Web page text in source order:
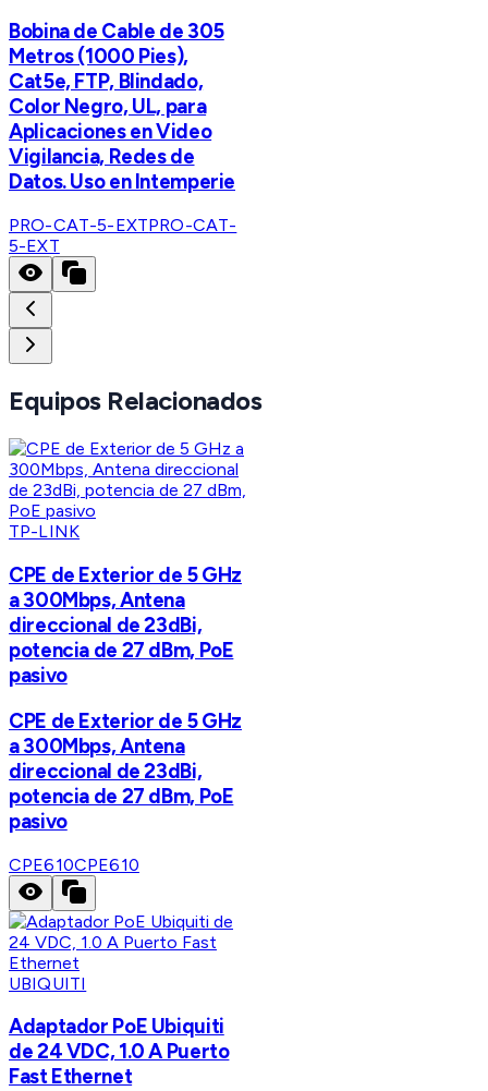
Bobina de Cable de 305
Metros (1000 Pies),
Cat5e, FTP, Blindado,
Color Negro, UL, para
Aplicaciones en Video
Vigilancia, Redes de
Datos. Uso en Intemperie
PRO-CAT-5-EXTPRO-CAT-
5-EXT
Equipos Relacionados
TP-LINK
CPE de Exterior de 5 GHz
a 300Mbps, Antena
direccional de 23dBi,
potencia de 27 dBm, PoE
pasivo
CPE de Exterior de 5 GHz
a 300Mbps, Antena
direccional de 23dBi,
potencia de 27 dBm, PoE
pasivo
CPE610CPE610
UBIQUITI
Adaptador PoE Ubiquiti
de 24 VDC, 1.0 A Puerto
Fast Ethernet